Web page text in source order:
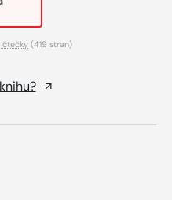
čtečky (419 stran)